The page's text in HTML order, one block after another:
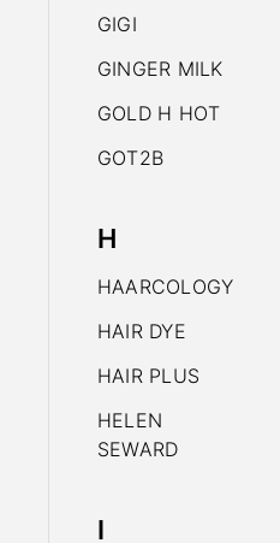
GIGI
GINGER MILK
GOLD H HOT
GOT2B
H
HAARCOLOGY
HAIR DYE
HAIR PLUS
HELEN
SEWARD
I